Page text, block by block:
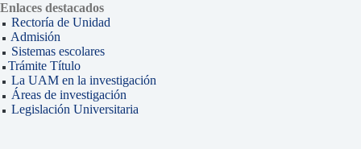
Enlaces destacados
Rectoría de Unidad
Admisión
Sistemas escolares
Trámite Título
La UAM en la investigación
Áreas de investigación
Legislación Universitaria